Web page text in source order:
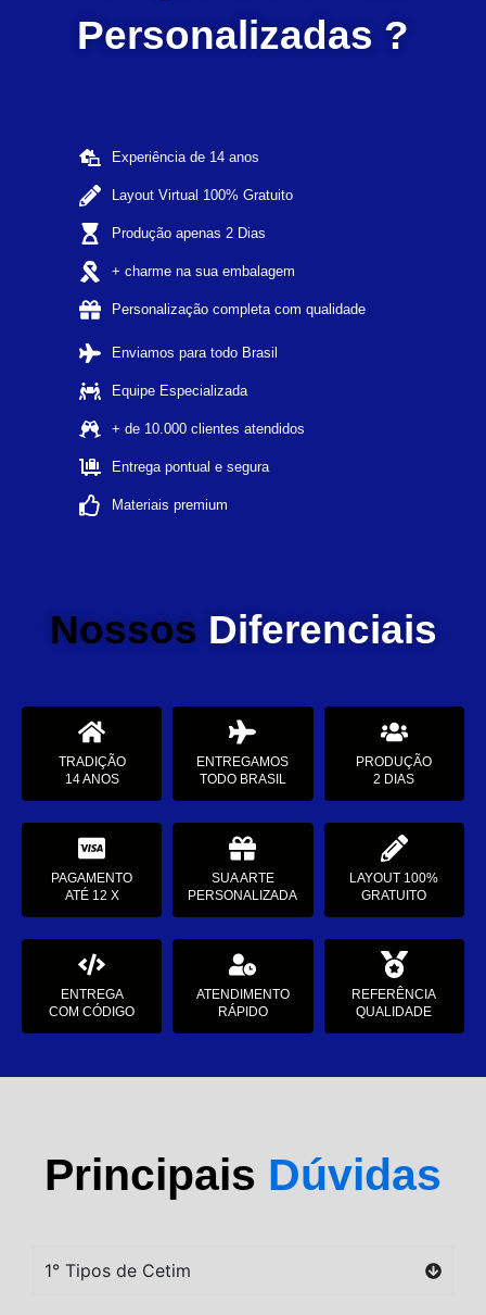
Personalizadas ?
Experiência de 14 anos
Layout Virtual 100% Gratuito
Produção apenas 2 Dias
+ charme na sua embalagem
Personalização completa com qualidade
Enviamos para todo Brasil
Equipe Especializada
+ de 10.000 clientes atendidos
Entrega pontual e segura
Materiais premium
Nossos Diferenciais
TRADIÇÃO
14 ANOS
ENTREGAMOS
TODO BRASIL
PRODUÇÃO
2 DIAS
PAGAMENTO
ATÉ 12 X
SUA ARTE
PERSONALIZADA
LAYOUT 100%
GRATUITO
ENTREGA
COM CÓDIGO
ATENDIMENTO
RÁPIDO
REFERÊNCIA
QUALIDADE
Principais Dúvidas
1° Tipos de Cetim